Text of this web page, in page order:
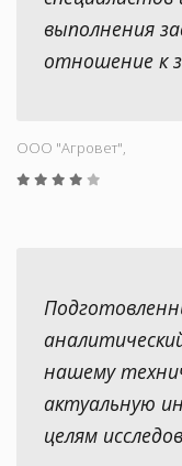
выполнения
отношение к
ООО "Aгровет",
нашему
актуальную
целям